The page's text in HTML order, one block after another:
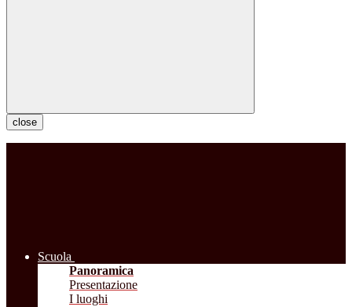
close
Scuola
Panoramica
Presentazione
I luoghi